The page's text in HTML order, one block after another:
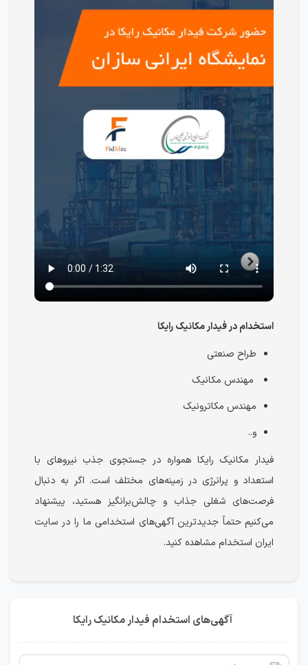
استخدام در فیدار مکانیک رایکا
طراح صنعتی
مهندس مکانیک
مهندس مکاترونیک
و..
فیدار مکانیک رایکا همواره در جستجوی جذب نیروهای با
استعداد و پرانرژی در زمینه‌های مختلف است. اگر به دنبال
فرصت‌های شغلی جذاب و چالش‌برانگیز هستید، پیشنهاد
می‌کنیم حتماً جدیدترین آگهی‌های استخدامی ما را در سایت
ایران استخدام مشاهده کنید.
آگهی‌های استخدام فیدار مکانیک رایکا